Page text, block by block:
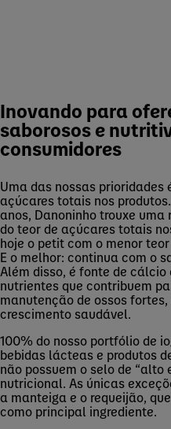
Inovando para
saborosos e
consumidores
Uma das nossas prioridades
açúcares totais nos
anos, Danoninho trouxe
do teor de açúcares totais
hoje o petit com o menor
E o melhor: continua com o
Além disso, é fonte de
nutrientes que contribuem
manutenção de ossos
crescimento saudável.
100% do nosso portfólio de
bebidas lácteas e produtos
não possuem o selo de “alto
nutricional. As únicas
a manteiga e o requeijão,
como principal ingrediente.